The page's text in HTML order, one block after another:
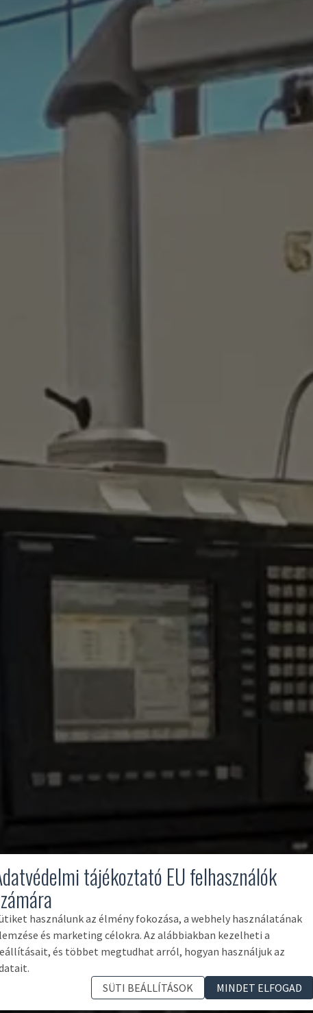
tájékoztató EU felhasználók
használunk az élmény fokozása, a webhely használatának
és marketing célokra. Az alábbiakban kezelheti a
és többet megtudhat arról, hogyan használjuk az
SÜTI BEÁLLÍTÁSOK
MINDET ELFOGAD